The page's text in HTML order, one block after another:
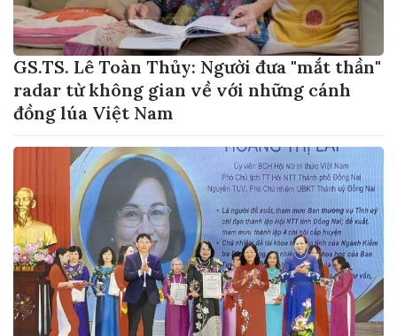
GS.TS. Lê Toàn Thủy: Người đưa "mắt thần"
radar từ không gian về với những cánh
đồng lúa Việt Nam